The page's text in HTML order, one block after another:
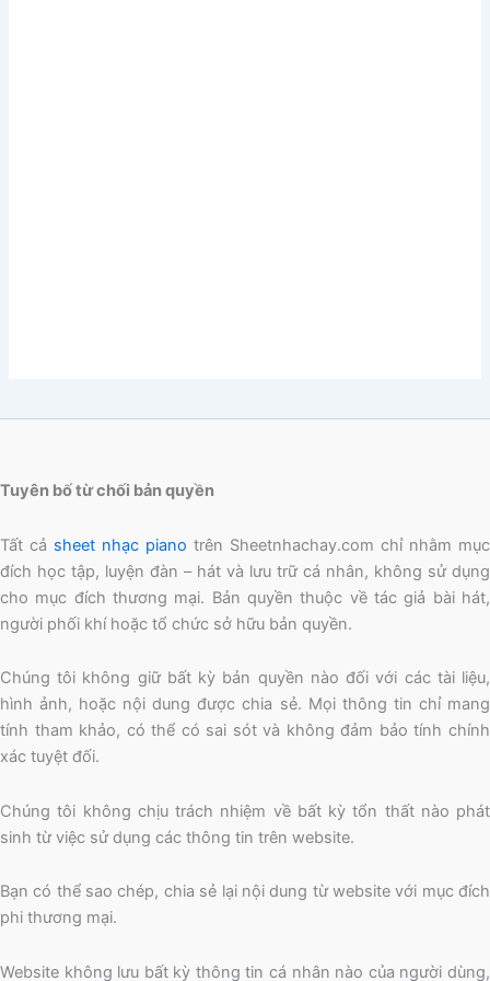
Tuyên bố từ chối bản quyền
Tất cả sheet nhạc piano trên Sheetnhachay.com chỉ nhằm mục
đích học tập, luyện đàn – hát và lưu trữ cá nhân, không sử dụng
cho mục đích thương mại. Bản quyền thuộc về tác giả bài hát,
người phối khí hoặc tổ chức sở hữu bản quyền.
Chúng tôi không giữ bất kỳ bản quyền nào đối với các tài liệu,
hình ảnh, hoặc nội dung được chia sẻ. Mọi thông tin chỉ mang
tính tham khảo, có thể có sai sót và không đảm bảo tính chính
xác tuyệt đối.
Chúng tôi không chịu trách nhiệm về bất kỳ tổn thất nào phát
sinh từ việc sử dụng các thông tin trên website.
Bạn có thể sao chép, chia sẻ lại nội dung từ website với mục đích
phi thương mại.
Website không lưu bất kỳ thông tin cá nhân nào của người dùng,